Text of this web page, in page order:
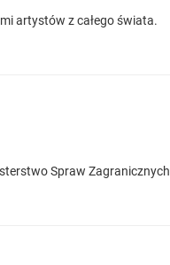
artystów z całego świata.
Spraw Zagranicznych